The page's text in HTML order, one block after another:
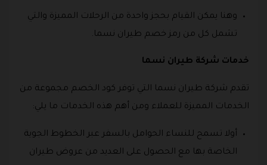
وهنا يمكن القيام بحجز واحدة من الرحلات المميزة والتي
تشمل كل من رمز خصم طيران نسما.
خدمات شركة طيران نسما
تقدم شركة طيران نسما التي توفر كود الخصم مجموعة من
الخدمات المميزة للعملاء ومن أهم هذه الخدمات ما يلي:
أولا تسمح للنساء الحوامل بالسفر عبر الخطوط الجوية
الخاصة بها مع الحصول على العديد من عروض طيران